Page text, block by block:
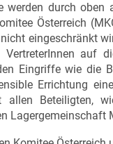
werden durch
Österreich
eingeschränkt
VertreterInnen auf
Eingriffe wie die
Errichtung
allen Beteiligten,
Lagergemeinschaft